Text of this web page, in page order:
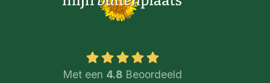
Met een 4.8 Beoordeeld